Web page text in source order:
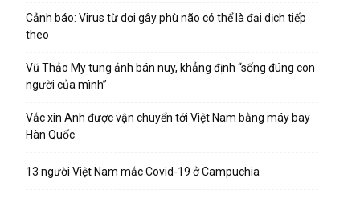
Cảnh báo: Virus từ dơi gây phù não có thể là đại dịch tiếp
theo
Vũ Thảo My tung ảnh bán nuy, khẳng định “sống đúng con
người của mình”
Vắc xin Anh được vận chuyển tới Việt Nam bằng máy bay
Hàn Quốc
13 người Việt Nam mắc Covid-19 ở Campuchia